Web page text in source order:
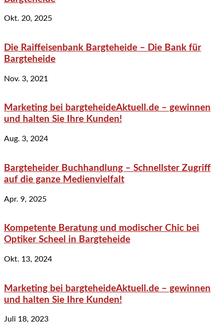
Okt. 20, 2025
Die Raiffeisenbank Bargteheide – Die Bank für
Bargteheide
Nov. 3, 2021
Marketing bei bargteheideAktuell.de – gewinnen
und halten Sie Ihre Kunden!
Aug. 3, 2024
Bargteheider Buchhandlung – Schnellster Zugriff
auf die ganze Medienvielfalt
Apr. 9, 2025
Kompetente Beratung und modischer Chic bei
Optiker Scheel in Bargteheide
Okt. 13, 2024
Marketing bei bargteheideAktuell.de – gewinnen
und halten Sie Ihre Kunden!
Juli 18, 2023